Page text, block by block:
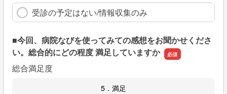
受診の予定はない/情報収集のみ
■今回、病院なびを使ってみての感想をお聞かせくださ
い。総合的にどの程度 満足していますか
総合満足度
5．満足